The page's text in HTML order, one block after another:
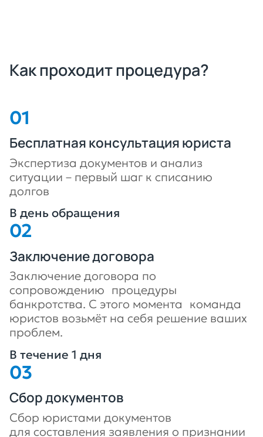
Как проходит процедура?
Бесплатная консультация юриста
Экспертиза документов и анализ
ситуации – первый шаг к списанию
долгов
В день обращения
Заключение договора
Заключение договора по
сопровождению процедуры
банкротства. С этого момента команда
юристов возьмёт на себя решение ваших
проблем.
В течение 1 дня
Сбор документов
Сбор юристами документов
для составления заявления о признании